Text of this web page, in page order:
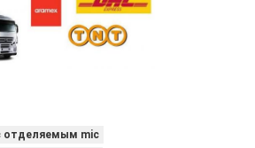
отделяемым mic